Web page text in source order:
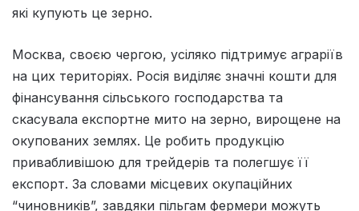
які купують це зерно.
Москва, своєю чергою, усіляко підтримує аграріїв
на цих територіях. Росія виділяє значні кошти для
фінансування сільського господарства та
скасувала експортне мито на зерно, вирощене на
окупованих землях. Це робить продукцію
привабливішою для трейдерів та полегшує її
експорт. За словами місцевих окупаційних
“чиновників”, завдяки пільгам фермери можуть